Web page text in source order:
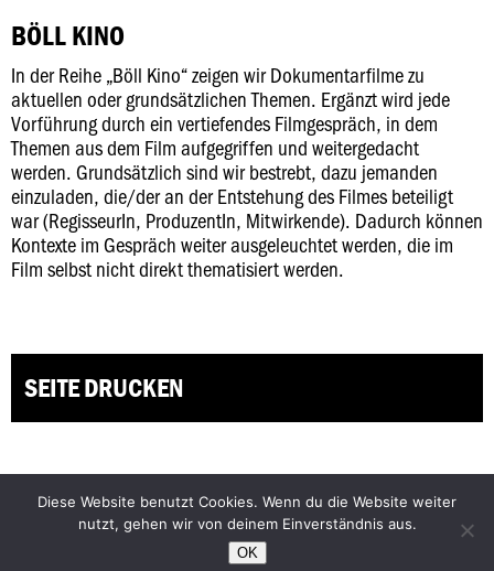
BÖLL KINO
In der Reihe „Böll Kino“ zeigen wir Dokumentarfilme zu
aktuellen oder grundsätzlichen Themen. Ergänzt wird jede
Vorführung durch ein vertiefendes Filmgespräch, in dem
Themen aus dem Film aufgegriffen und weitergedacht
werden. Grundsätzlich sind wir bestrebt, dazu jemanden
einzuladen, die/der an der Entstehung des Filmes beteiligt
war (RegisseurIn, ProduzentIn, Mitwirkende). Dadurch können
Kontexte im Gespräch weiter ausgeleuchtet werden, die im
Film selbst nicht direkt thematisiert werden.
SEITE DRUCKEN
Facebook
Bluesky
Instagram
Diese Website benutzt Cookies. Wenn du die Website weiter
nutzt, gehen wir von deinem Einverständnis aus.
OK